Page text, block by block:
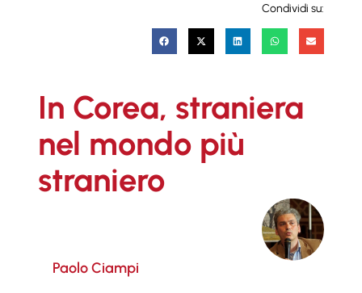
Condividi su:
In Corea, straniera
nel mondo più
straniero
Paolo Ciampi